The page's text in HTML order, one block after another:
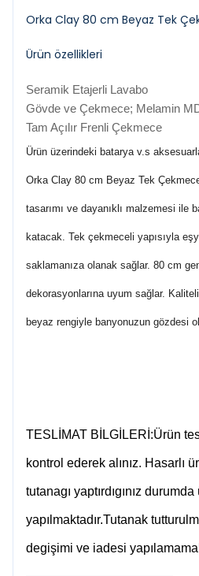
Orka Clay 80 cm Beyaz Tek
Ürün özellikleri
Seramik Etajerli Lavabo
Gövde ve Çekmece; Melamin
Tam Açılır Frenli Çekmece
Ürün üzerindeki batarya v.s
Orka Clay 80 cm Beyaz Tek
tasarımı ve dayanıklı malzemesi ile
katacak. Tek çekmeceli yapısıyla
saklamanıza olanak sağlar. 80 cm
dekorasyonlarına uyum sağlar.
beyaz rengiyle banyonuzun gözdesi
TESLİMAT BİLGİLERİ:Ürün
kontrol ederek alınız. Hasarlı
tutanagı yaptırdıgınız
yapılmaktadır.Tutanak
degişimi ve iadesi